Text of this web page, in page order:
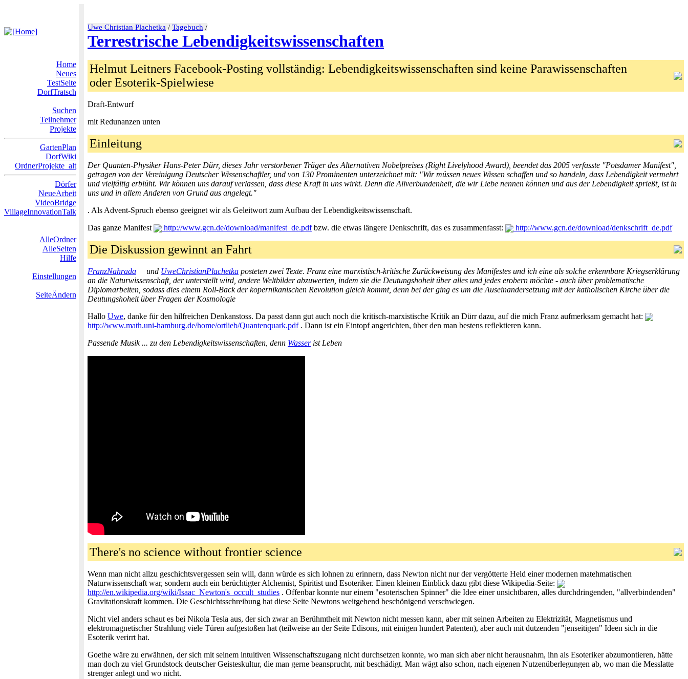
Uwe Christian Plachetka / Tagebuch /
Terrestrische Lebendigkeitswissenschaften
Home
Neues
TestSeite
DorfTratsch
Suchen
Teilnehmer
Projekte
GartenPlan
DorfWiki
OrdnerProjekte_alt
Dörfer
NeueArbeit
VideoBridge
VillageInnovationTalk
AlleOrdner
AlleSeiten
Hilfe
Einstellungen
SeiteÄndern
Helmut Leitners Facebook-Posting vollständig: Lebendigkeitswissenschaften sind keine Parawissenschaften
oder Esoterik-Spielwiese
Draft-Entwurf
mit Redunanzen unten
Einleitung
Der Quanten-Physiker Hans-Peter Dürr, dieses Jahr verstorbener Träger des Alternativen Nobelpreises (Right Livelyhood Award), beendet das 2005 verfasste "Potsdamer Manifest",
getragen von der Vereinigung Deutscher Wissenschaftler, und von 130 Prominenten unterzeichnet mit: "Wir müssen neues Wissen schaffen und so handeln, dass Lebendigkeit vermehrt
und vielfältig erblüht. Wir können uns darauf verlassen, dass diese Kraft in uns wirkt. Denn die Allverbundenheit, die wir Liebe nennen können und aus der Lebendigkeit sprießt, ist in
uns und in allem Anderen von Grund aus angelegt."
. Als Advent-Spruch ebenso geeignet wir als Geleitwort zum Aufbau der Lebendigkeitswissenschaft.
Das ganze Manifest
http://www.gcn.de/download/manifest_de.pdfbzw. die etwas längere Denkschrift, das es zusammenfasst: http://www.gcn.de/download/denkschrift_de.pdf
Die Diskussion gewinnt an Fahrt
FranzNahrada und UweChristianPlachetka posteten zwei Texte. Franz eine marxistisch-kritische Zurückweisung des Manifestes und ich eine als solche erkennbare Kriegserklärung
an die Naturwissenschaft, der unterstellt wird, andere Weltbilder abzuwerten, indem sie die Deutungshoheit über alles und jedes erobern möchte - auch über problematische
Diplomarbeiten, sodass dies einem Roll-Back der kopernikanischen Revolution gleich kommt, denn bei der ging es um die Auseinandersetzung mit der katholischen Kirche über die
Deutungshoheit über Fragen der Kosmologie
Hallo Uwe, danke für den hilfreichen Denkanstoss. Da passt dann gut auch noch die kritisch-marxistische Kritik an Dürr dazu, auf die mich Franz aufmerksam gemacht hat:
http://www.math.uni-hamburg.de/home/ortlieb/Quantenquark.pdf. Dann ist ein Eintopf angerichten, über den man bestens reflektieren kann.
Passende Musik ... zu den Lebendigkeitswissenschaften, denn Wasserist Leben
There's no science without frontier science
Wenn man nicht allzu geschichtsvergessen sein will, dann würde es sich lohnen zu erinnern, dass Newton nicht nur der vergötterte Held einer modernen matehmatischen
Naturwissenschaft war, sondern auch ein berüchtigter Alchemist, Spiritist und Esoteriker. Einen kleinen Einblick dazu gibt diese Wikipedia-Seite:
http://en.wikipedia.org/wiki/Isaac_Newton's_occult_studies . Offenbar konnte nur einem "esoterischen Spinner" die Idee einer unsichtbaren, alles durchdringenden, "allverbindenden"
Gravitationskraft kommen. Die Geschichtsschreibung hat diese Seite Newtons weitgehend beschönigend verschwiegen.
Nicht viel anders schaut es bei Nikola Tesla aus, der sich zwar an Berühmtheit mit Newton nicht messen kann, aber mit seinen Arbeiten zu Elektrizität, Magnetismus und
elektromagnetischer Strahlung viele Türen aufgestoßen hat (teilweise an der Seite Edisons, mit einigen hundert Patenten), aber auch mit dutzenden "jenseitigen" Ideen sich in die
Esoterik verirrt hat.
Goethe wäre zu erwähnen, der sich mit seinem intuitiven Wissenschaftszugang nicht durchsetzen konnte, wo man sich aber nicht herausnahm, ihn als Esoteriker abzumontieren, hätte
man doch zu viel Grundstock deutscher Geisteskultur, die man gerne beansprucht, mit beschädigt. Man wägt also schon, nach eigenen Nutzenüberlegungen ab, wo man die Messlatte
strenger anlegt und wo nicht.